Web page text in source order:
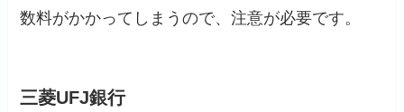
数料がかかってしまうので、注意が必要です。
三菱UFJ銀行